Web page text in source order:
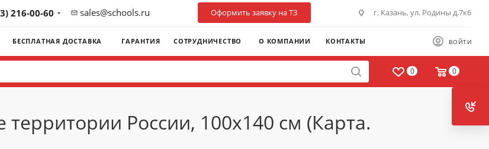
216-00-60 sales@schools.ru Оформить заявку на ТЗ г. Казань, ул. Родины д.7к6
ВОЙТИ
БЕСПЛАТНАЯ ДОСТАВКА ГАРАНТИЯ СОТРУДНИЧЕСТВО О КОМПАНИИ КОНТАКТЫ
0 0
России, 100x140 см (Карта.